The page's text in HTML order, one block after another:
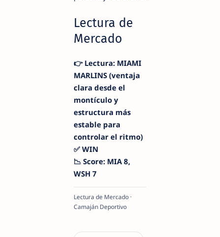
Lectura de
Mercado
👉 Lectura: MIAMI
MARLINS (ventaja
clara desde el
montículo y
estructura más
estable para
controlar el ritmo)
✅ WIN
📉 Score: MIA 8,
WSH 7
Lectura de Mercado ·
Camaján Deportivo